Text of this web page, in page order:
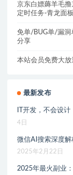
京东白嫖薅羊毛
定时任务-青龙面
免单/BUG单/漏洞
分享
本站会员免费大放
最新发布
IT开发，不会设
4日
微信AI搜索深度解
2025年2月22日
2025年最火副业